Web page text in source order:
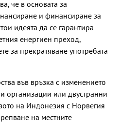
че в основата за
и финансиране за
идеята да се гарантира
енергиен преход,
за прекратяване употребата
във връзка с изменението
организации или двустранни
на Индонезия с Норвегия
на местните